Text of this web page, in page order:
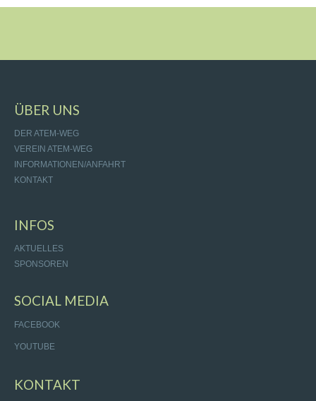
ÜBER UNS
DER ATEM-WEG
VEREIN ATEM-WEG
INFORMATIONEN/ANFAHRT
KONTAKT
INFOS
AKTUELLES
SPONSOREN
SOCIAL MEDIA
FACEBOOK
YOUTUBE
KONTAKT